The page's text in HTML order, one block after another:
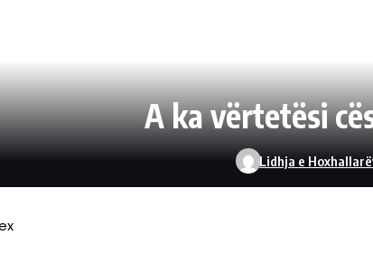
A ka vërtetësi
Lidhja e